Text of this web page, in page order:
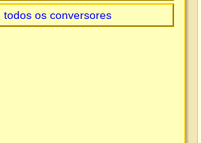
os conversores